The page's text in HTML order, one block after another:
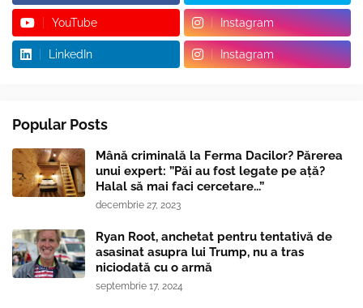
YouTube Instagram
LinkedIn Instagram
Popular Posts
Mână criminală la Ferma Dacilor? Părerea
unui expert: ”Păi au fost legate pe ață?
Halal să mai faci cercetare...”
decembrie 27, 2023
Ryan Root, anchetat pentru tentativă de
asasinat asupra lui Trump, nu a tras
niciodată cu o armă
septembrie 17, 2024